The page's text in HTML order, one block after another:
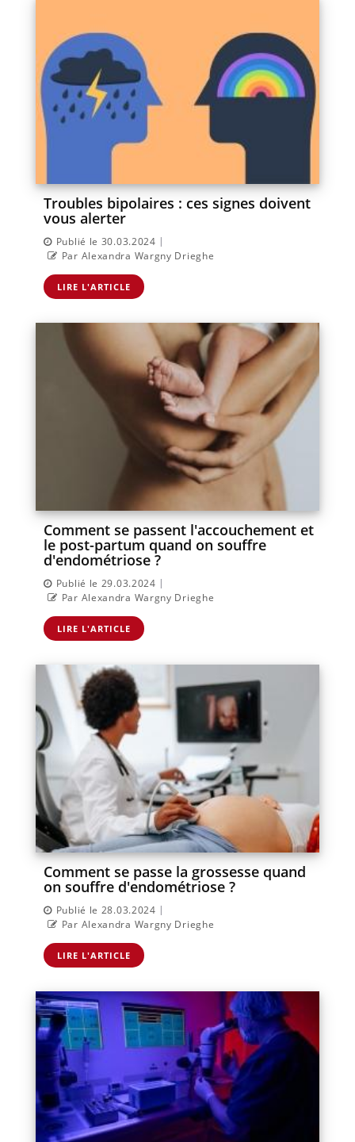
Troubles bipolaires : ces signes doivent
vous alerter
Publié le 30.03.2024 |
Par Alexandra Wargny Drieghe
LIRE L'ARTICLE
Comment se passent l'accouchement et
le post-partum quand on souffre
d'endométriose ?
Publié le 29.03.2024 |
Par Alexandra Wargny Drieghe
LIRE L'ARTICLE
Comment se passe la grossesse quand
on souffre d'endométriose ?
Publié le 28.03.2024 |
Par Alexandra Wargny Drieghe
LIRE L'ARTICLE